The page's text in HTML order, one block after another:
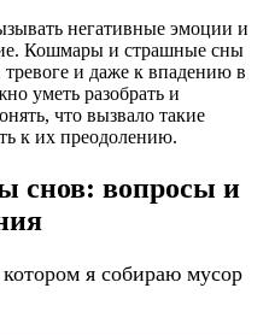
негативные эмоции и
Кошмары и страшные сны
тревоге и даже к впадению в
уметь разобрать и
что вызвало такие
к их преодолению.
снов: вопросы и
я собираю мусор